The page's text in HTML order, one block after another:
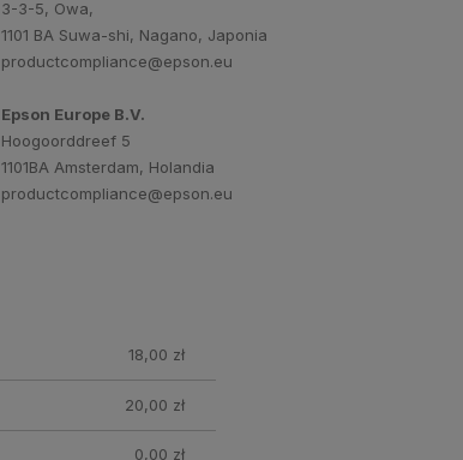
3-3-5, Owa,
1101 BA Suwa-shi, Nagano, Japonia
productcompliance@epson.eu
Epson Europe B.V.
Hoogoorddreef 5
1101BA Amsterdam, Holandia
productcompliance@epson.eu
18,00 zł
20,00 zł
0,00 zł